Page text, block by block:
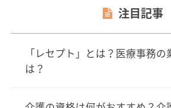
注目記事
「レセプト」とは？医療事務
は？